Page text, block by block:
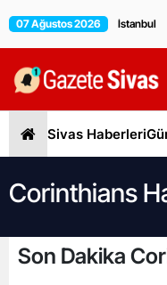
07 Ağustos 2026
Sivas Haberleri
Corinthians
Son Dakika